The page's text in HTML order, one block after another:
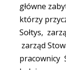
główne
którzy
Sołtys,
zarząd
pracownicy